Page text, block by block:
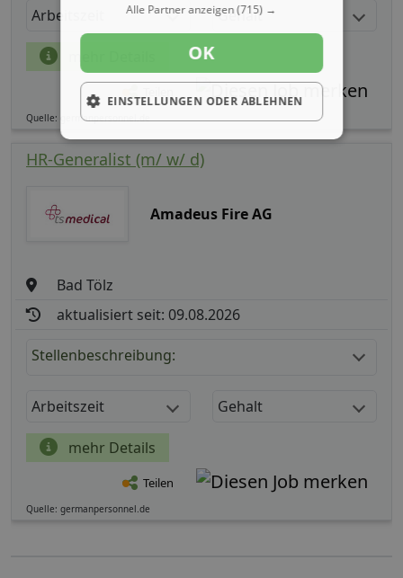
Arbeitszeit Gehalt
Quelle: germanpersonnel.de
HR-Generalist (m/ w/ d)
Amadeus Fire AG
Bad Tölz
aktualisiert seit: 09.08.2026
Stellenbeschreibung:
Arbeitszeit Gehalt
mehr Details
Teilen
Quelle: germanpersonnel.de
Alle Partner anzeigen(715) →
OK
EINSTELLUNGEN ODER ABLEHNEN